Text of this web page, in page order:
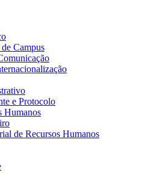
Campus
e Protocolo
Humanos
de Recursos Humanos